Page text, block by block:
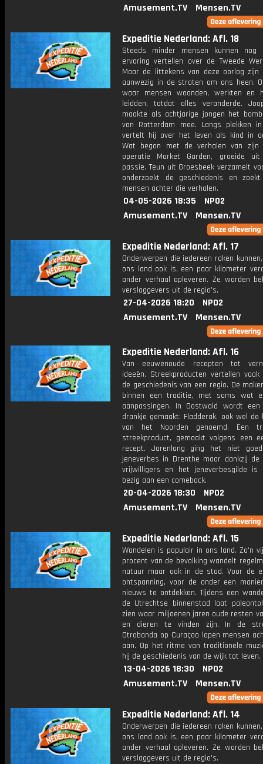
Amusement.TV
Mensen.TV
Expeditie Nederland: Afl. 18
Steeds minder mensen kunnen nog
ervaring vertellen over de Tweede
Maar de littekens van deze oorlog zijn
aanwezig in de straten om ons heen.
waar mensen woonden, werkten en
leidden, totdat alles veranderde.
maakte als achtjarige jongen het
van Rotterdam mee. Langs plekken
vertelt hij over het leven als kind in
Wat begon met de verhalen van zijn
operatie Market Garden, groeide
passie. Teun uit Groesbeek verzamelt
onderzoekt de geschiedenis en
mensen achter die verhalen.
04-05-2026 18:35
NPO2
Amusement.TV
Mensen.TV
Expeditie Nederland: Afl. 17
Onderwerpen die iedereen raken
ons land ook is, een paar kilometer
ander verhaal opleveren. Ze worden
verslaggevers uit de regio's.
27-04-2026 18:20
NPO2
Amusement.TV
Mensen.TV
Expeditie Nederland: Afl. 16
Van eeuwenoude recepten tot
ideeën. Streekproducten vertellen
de geschiedenis van een regio. De
binnen een traditie, met soms wat
aanpassingen. In Oostwold wordt een
drankje gemaakt: Fladderak, ook wel de
van het Noorden genoemd. Een
streekproduct, gemaakt volgens een
recept. Jarenlang ging het niet
jeneverbes in Drenthe maar dankzij
vrijwilligers en het jeneverbesgilde is
bezig aan een comeback.
20-04-2026 18:30
NPO2
Amusement.TV
Mensen.TV
Expeditie Nederland: Afl. 15
Wandelen is populair in ons land. Zo'n
procent van de bevolking wandelt
natuur maar ook in de stad. Voor de
ontspanning, voor de ander een
nieuws te ontdekken. Tijdens een
de Utrechtse binnenstad laat
zien waar miljoenen jaren oude resten
en dieren te vinden zijn. In de
Otrobanda op Curaçao lopen mensen
aan. Op het ritme van traditionele
hij de geschiedenis van de wijk tot leven.
13-04-2026 18:30
NPO2
Amusement.TV
Mensen.TV
Expeditie Nederland: Afl. 14
Onderwerpen die iedereen raken
ons land ook is, een paar kilometer
ander verhaal opleveren. Ze worden
verslaggevers uit de regio's.